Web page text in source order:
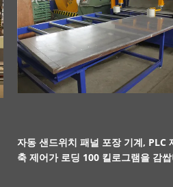
자동 샌드위치 패널 포장 기계, PLC
축 제어가 로딩 100 킬로그램을 감